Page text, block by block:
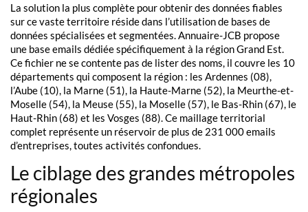
La solution la plus complète pour obtenir des données fiables
sur ce vaste territoire réside dans l’utilisation de bases de
données spécialisées et segmentées. Annuaire-JCB propose
une base emails dédiée spécifiquement à la région Grand Est.
Ce fichier ne se contente pas de lister des noms, il couvre les 10
départements qui composent la région : les Ardennes (08),
l’Aube (10), la Marne (51), la Haute-Marne (52), la Meurthe-et-
Moselle (54), la Meuse (55), la Moselle (57), le Bas-Rhin (67), le
Haut-Rhin (68) et les Vosges (88). Ce maillage territorial
complet représente un réservoir de plus de 231 000 emails
d’entreprises, toutes activités confondues.
Le ciblage des grandes métropoles
régionales